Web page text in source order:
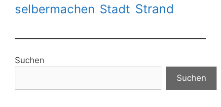
selbermachen Stadt Strand
Suchen
Suchen